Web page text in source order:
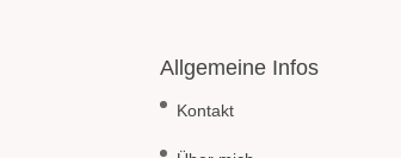
Allgemeine Infos
Kontakt